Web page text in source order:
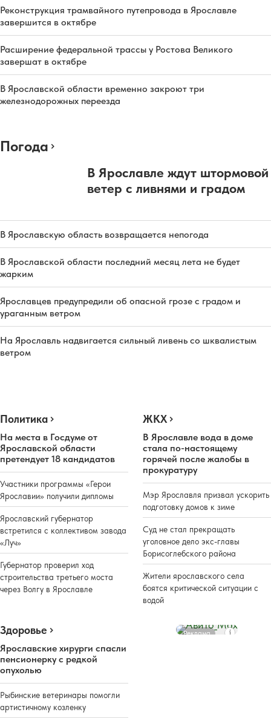
Реконструкция трамвайного путепровода в Ярославле
завершится в октябре
Расширение федеральной трассы у Ростова Великого
завершат в октябре
В Ярославской области временно закроют три
железнодорожных переезда
Погода
В Ярославле ждут штормовой
ветер с ливнями и градом
В Ярославскую область возвращается непогода
В Ярославской области последний месяц лета не будет
жарким
Ярославцев предупредили об опасной грозе с градом и
ураганным ветром
На Ярославль надвигается сильный ливень со шквалистым
ветром
Политика
На места в Госдуме от
Ярославской области
претендует 18 кандидатов
Участники программы «Герои
Ярославии» получили дипломы
Ярославский губернатор
встретился с коллективом завода
«Луч»
Губернатор проверил ход
строительства третьего моста
через Волгу в Ярославле
ЖКХ
В Ярославле вода в доме
стала по-настоящему
горячей после жалобы в
прокуратуру
Мэр Ярославля призвал ускорить
подготовку домов к зиме
Суд не стал прекращать
уголовное дело экс-главы
Борисоглебского района
Жители ярославского села
боятся критической ситуации с
водой
Здоровье
Ярославские хирурги спасли
пенсионерку с редкой
опухолью
Рыбинские ветеринары помогли
артистичному козленку
Реклама